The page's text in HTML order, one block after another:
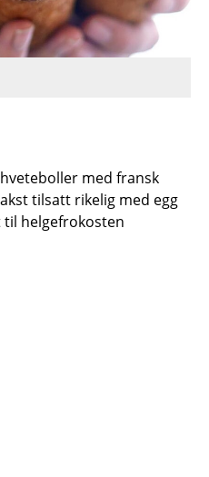
med fransk
tilsatt rikelig med egg
helgefrokosten